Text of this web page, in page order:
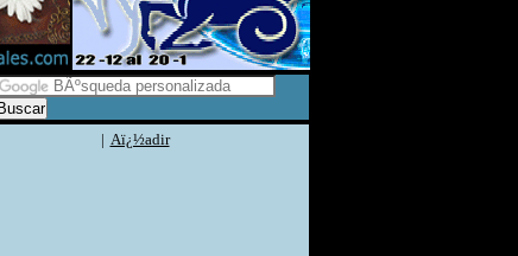
Aï¿½adir
|